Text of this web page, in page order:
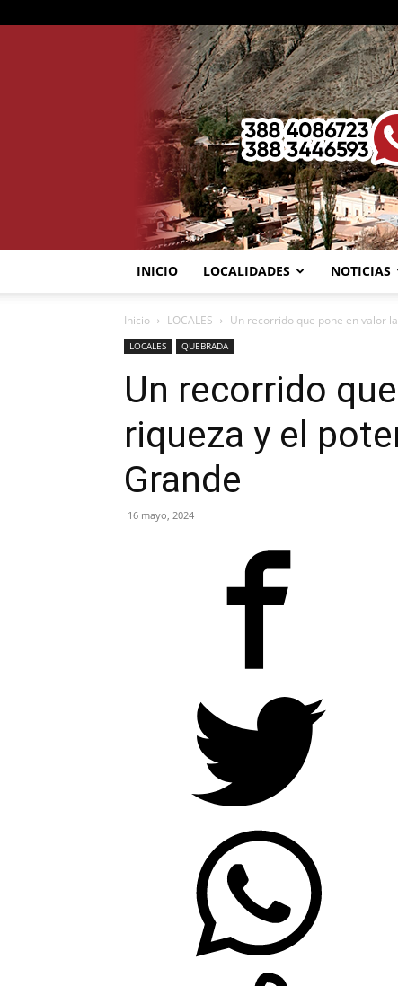
INICIO LOCALIDADES NOTICIAS
Inicio LOCALES Un recorrido que pone en valor
LOCALES QUEBRADA
Un recorrido
riqueza y el
Grande
16 mayo, 2024